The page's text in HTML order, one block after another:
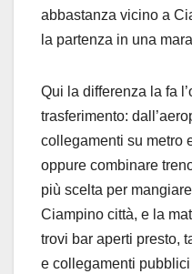
abbastanza vicino a
la partenza in una
Qui la differenza la fa
trasferimento:
collegamenti su metro
oppure combinare
più scelta per
Ciampino città, e la
trovi bar aperti presto,
e collegamenti